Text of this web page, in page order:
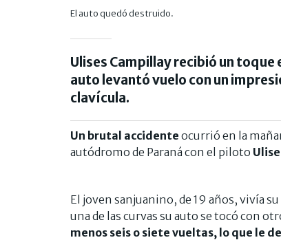
El auto quedó destruido.
Ulises Campillay recibió un toque
auto levantó vuelo con un
clavícula.
Un brutal accidente ocurrió en la
autódromo de Paraná con el piloto
El joven sanjuanino, de 19 años, vivía
una de las curvas su auto se tocó con
menos seis o siete vueltas, lo que le